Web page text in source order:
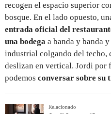
recogen el espacio superior
bosque. En el lado opuesto,
entrada oficial del
una bodega a banda y banda
industrial colgando del techo,
deslizan en vertical. Jordi por
podemos conversar sobre su
Relacionado